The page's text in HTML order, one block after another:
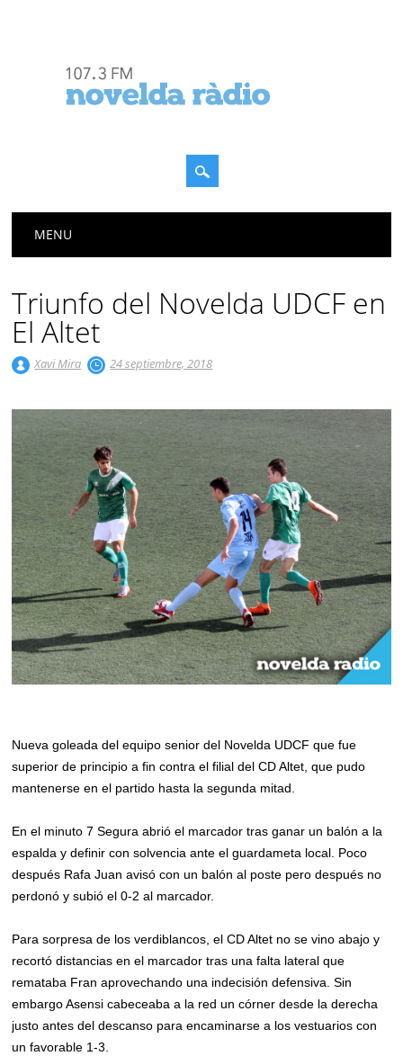
Menú principal
MENU
Triunfo del Novelda UDCF en
El Altet
Xavi Mira 24 septiembre, 2018
Nueva goleada del equipo senior del Novelda UDCF que fue
superior de principio a fin contra el filial del CD Altet, que pudo
mantenerse en el partido hasta la segunda mitad.
En el minuto 7 Segura abrió el marcador tras ganar un balón a la
espalda y definir con solvencia ante el guardameta local. Poco
después Rafa Juan avisó con un balón al poste pero después no
perdonó y subió el 0-2 al marcador.
Para sorpresa de los verdiblancos, el CD Altet no se vino abajo y
recortó distancias en el marcador tras una falta lateral que
remataba Fran aprovechando una indecisión defensiva. Sin
embargo Asensi cabeceaba a la red un córner desde la derecha
justo antes del descanso para encaminarse a los vestuarios con
un favorable 1-3.